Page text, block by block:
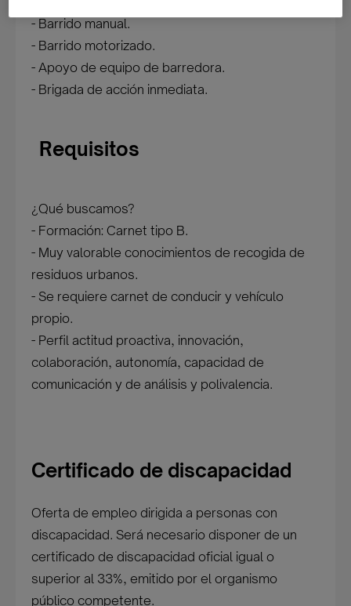
- Barrido manual.
- Barrido motorizado.
- Apoyo de equipo de barredora.
- Brigada de acción inmediata.
Requisitos
¿Qué buscamos?
- Formación: Carnet tipo B.
- Muy valorable conocimientos de recogida de
residuos urbanos.
- Se requiere carnet de conducir y vehículo
propio.
- Perfil actitud proactiva, innovación,
colaboración, autonomía, capacidad de
comunicación y de análisis y polivalencia.
Certificado de discapacidad
Oferta de empleo dirigida a personas con
discapacidad. Será necesario disponer de un
certificado de discapacidad oficial igual o
superior al 33%, emitido por el organismo
público competente.